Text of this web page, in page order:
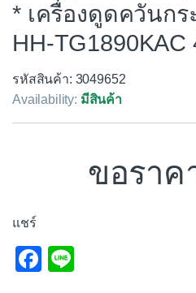
* เครื่องดูดควันกร
HH-TG1890KAC
รหัสสินค้า: 3049652
Availability: มีสินค้า
ขอราค
แชร์
F